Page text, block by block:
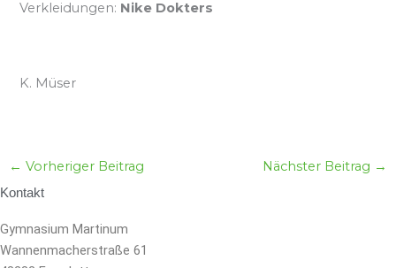
Verkleidungen: Nike Dokters
K. Müser
← Vorheriger Beitrag Nächster Beitrag →
Kontakt
Gymnasium Martinum
Wannenmacherstraße 61